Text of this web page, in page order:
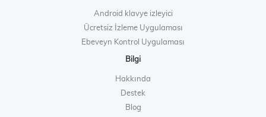
Android klavye izleyici
Ücretsiz İzleme Uygulaması
Ebeveyn Kontrol Uygulaması
Bilgi
Hakkında
Destek
Blog